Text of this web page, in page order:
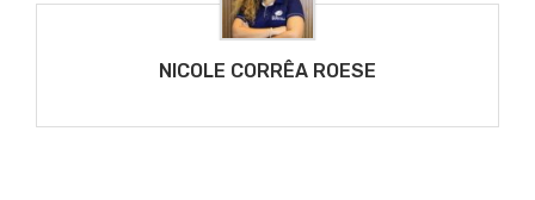
NICOLE CORRÊA ROESE